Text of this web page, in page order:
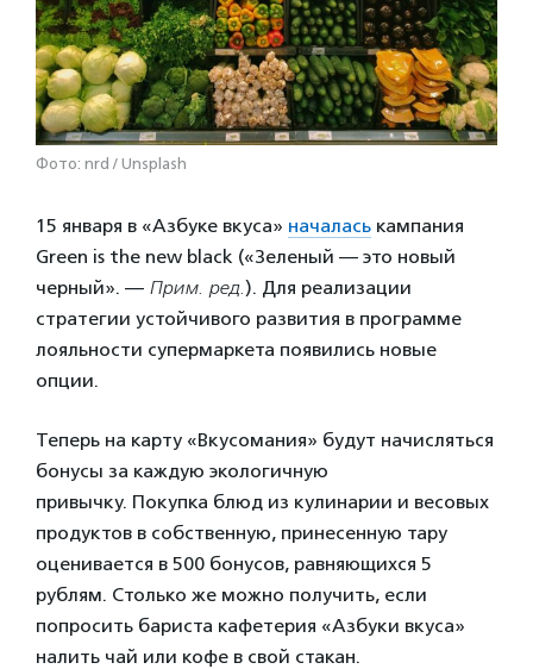
Фото: nrd / Unsplash
15 января в «Азбуке вкуса» началась кампания
Green is the new black («Зеленый — это новый
черный». — Прим. ред.). Для реализации
стратегии устойчивого развития в программе
лояльности супермаркета появились новые
опции.
Теперь на карту «Вкусомания» будут начисляться
бонусы за каждую экологичную
привычку. Покупка блюд из кулинарии и весовых
продуктов в собственную, принесенную тару
оценивается в 500 бонусов, равняющихся 5
рублям. Столько же можно получить, если
попросить бариста кафетерия «Азбуки вкуса»
налить чай или кофе в свой стакан.